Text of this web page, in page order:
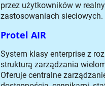
przez użytkowników w
zastosowaniach sieciowych.
Protel AIR
System klasy enterprise z
strukturą zarządzania
Oferuje centralne